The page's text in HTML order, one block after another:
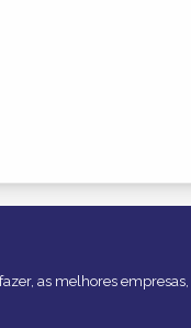
as melhores empresas,